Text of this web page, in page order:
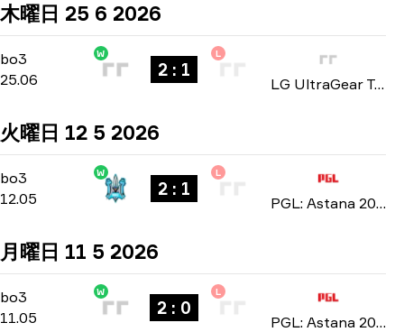
木曜日 25 6 2026
bo3 -bo3
25.06
W
2 : 1
L
LG UltraGear Tournament 2026
火曜日 12 5 2026
bo3 Group Stage- bo3
12.05
W
2 : 1
L
PGL: Astana 2026
月曜日 11 5 2026
bo3 Group Stage
bo3
11.05
W
2 : 0
L
PGL: Astana 2026